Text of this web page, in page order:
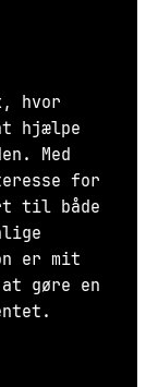
hvor
hjælpe
Med
for
til både
er mit
gøre en